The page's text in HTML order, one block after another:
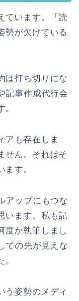
ています。「読
勢が欠けている
は打ち切りにな
記事作成代行会
アも存在しま
せん。それはそ
す。
アップにもつな
います。私も記
度か執筆しまし
ての先が見えな
う姿勢のメディ